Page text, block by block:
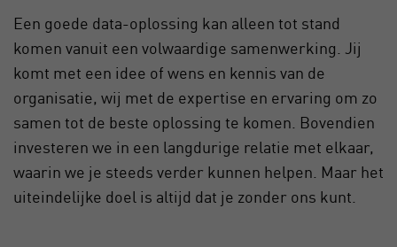
Een goede data-oplossing kan alleen tot stand
komen vanuit een volwaardige samenwerking. Jij
komt met een idee of wens en kennis van de
organisatie, wij met de expertise en ervaring om zo
samen tot de beste oplossing te komen. Bovendien
investeren we in een langdurige relatie met elkaar,
waarin we je steeds verder kunnen helpen. Maar het
uiteindelijke doel is altijd dat je zonder ons kunt.